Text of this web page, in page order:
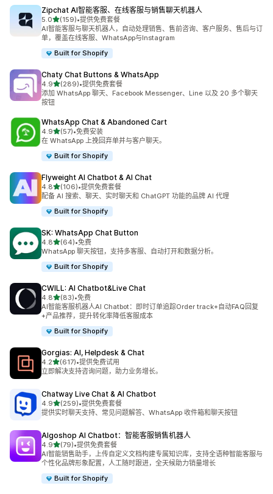
Zipchat AI智能客服、在线客服与销售聊天机器人
5.0星（满分 5 星）
(159)
总共 159 条评论
•提供免费套餐
AI智能客服与聊天机器人，自动处理销售、售前咨询、客户服务、售后与订
单，覆盖在线客服、WhatsApp与Instagram
Built for Shopify
Chaty Chat Buttons & WhatsApp
4.9星（满分 5 星）
(289)
总共 289 条评论
•提供免费套餐
添加 WhatsApp 聊天、Facebook Messenger、Line 以及 20 多个聊天
按钮
WhatsApp Chat & Abandoned Cart
4.9星（满分 5 星）
(57)
总共 57 条评论
•免费安装
在 WhatsApp 上挽回弃单并与客户聊天。
Built for Shopify
Flyweight AI Chatbot & AI Chat
4.8星（满分 5 星）
(106)
总共 106 条评论
•提供免费套餐
配备 AI 搜索、聊天、实时聊天和 ChatGPT 功能的品牌 AI 代理
Built for Shopify
SK: WhatsApp Chat Button
4.8星（满分 5 星）
(64)
总共 64 条评论
•免费
WhatsApp 聊天按钮，支持多客服、自动打开和数据分析。
Built for Shopify
CWILL: AI Chatbot&Live Chat
4.8星（满分 5 星）
(83)
总共 83 条评论
•免费
AI智能客服机器人AI Chatbot：即时订单追踪Order track+自动FAQ回复
+产品推荐，提升转化率降低客服成本
Built for Shopify
Gorgias: AI, Helpdesk & Chat
4.2星（满分 5 星）
(617)
总共 617 条评论
•提供免费试用
立即解决支持咨询问题，助力业务增长。
Chatway Live Chat & AI Chatbot
4.9星（满分 5 星）
(259)
总共 259 条评论
•提供免费套餐
提供实时聊天支持、常见问题解答、WhatsApp 收件箱和聊天按钮
Algoshop AI Chatbot：智能客服销售机器人
4.9星（满分 5 星）
(79)
总共 79 条评论
•提供免费套餐
AI智能销售助手，上传自定义文档构建专属知识库，支持全语种智能客服与
个性化品牌形象配置，人工随时跟进，全天候助力销量增长
Built for Shopify